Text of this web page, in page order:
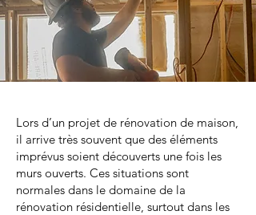
Lors d’un projet de rénovation de maison,
il arrive très souvent que des éléments
imprévus soient découverts une fois les
murs ouverts. Ces situations sont
normales dans le domaine de la
rénovation résidentielle, surtout dans les